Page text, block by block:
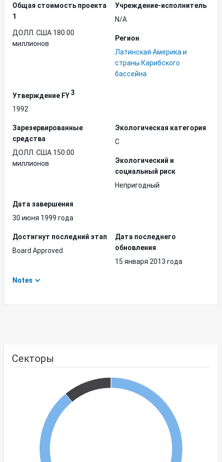
Общая стоимость проекта
1
ДОЛЛ. США 180.00
миллионов
Учреждение-исполнитель
N/A
Регион
Латинская Америка и
страны Карибского
бассейна
Утверждение FY3
1992
Зарезервированные
средства
ДОЛЛ. США 150.00
миллионов
Экологическая категория
C
Экологический и
социальный риск
Непригодный
Дата завершения
30 июня 1999 года
Достигнут последний этап
Board Approved
Дата последнего
обновления
15 января 2013 года
Notes
Секторы